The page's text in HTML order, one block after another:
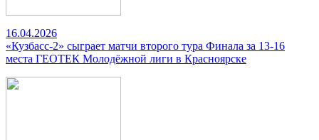
16.04.2026
«Кузбасс-2» сыграет матчи второго тура Финала за 13-16
места ГЕОТЕК Молодёжной лиги в Красноярске